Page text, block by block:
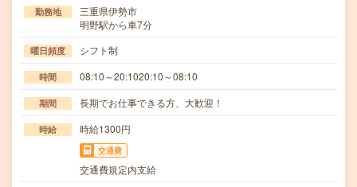
勤務地
三重県伊勢市
明野駅から車7分
曜日頻度 シフト制
時間 08:10～20:1020:10～08:10
期間 長期でお仕事できる方、大歓迎！
時給 時給1300円
交通費
交通費規定内支給